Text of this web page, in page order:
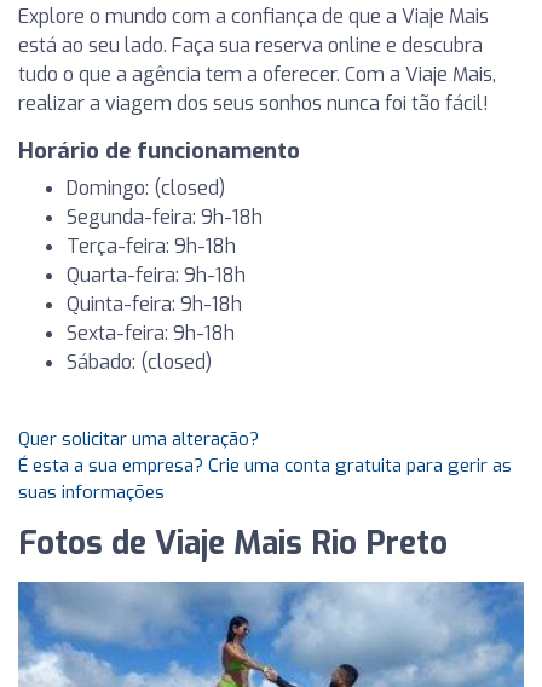
Explore o mundo com a confiança de que a Viaje Mais
está ao seu lado. Faça sua reserva online e descubra
tudo o que a agência tem a oferecer. Com a Viaje Mais,
realizar a viagem dos seus sonhos nunca foi tão fácil!
Horário de funcionamento
Domingo: (closed)
Segunda-feira: 9h-18h
Terça-feira: 9h-18h
Quarta-feira: 9h-18h
Quinta-feira: 9h-18h
Sexta-feira: 9h-18h
Sábado: (closed)
Quer solicitar uma alteração?
É esta a sua empresa? Crie uma conta gratuita para gerir as
suas informações
Fotos de Viaje Mais Rio Preto